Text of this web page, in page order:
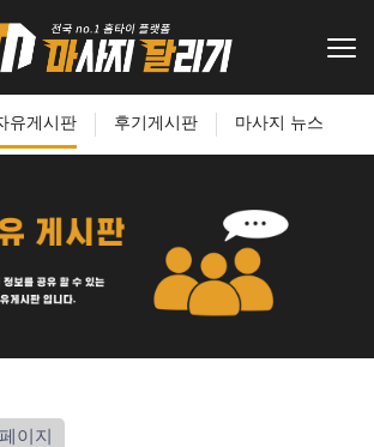
유게시판 후기게시판 마사지 뉴스
이지